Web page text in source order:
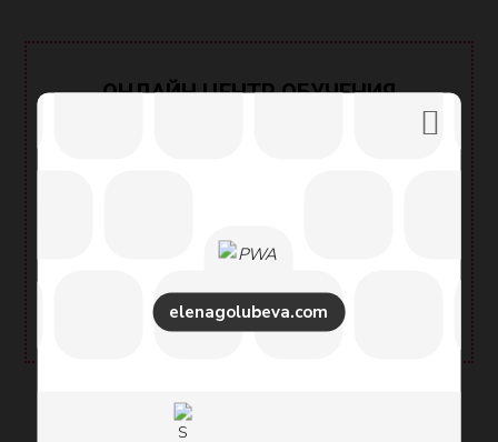
elenagolubeva.com
Бизнес сайт Елены Голубевой
ОНЛАЙН ЦЕНТР ОБУЧЕНИЯ
«Energy Leadership